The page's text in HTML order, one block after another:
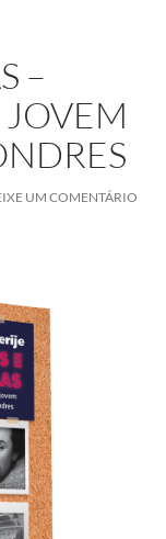
–
UM COMENTÁRIO